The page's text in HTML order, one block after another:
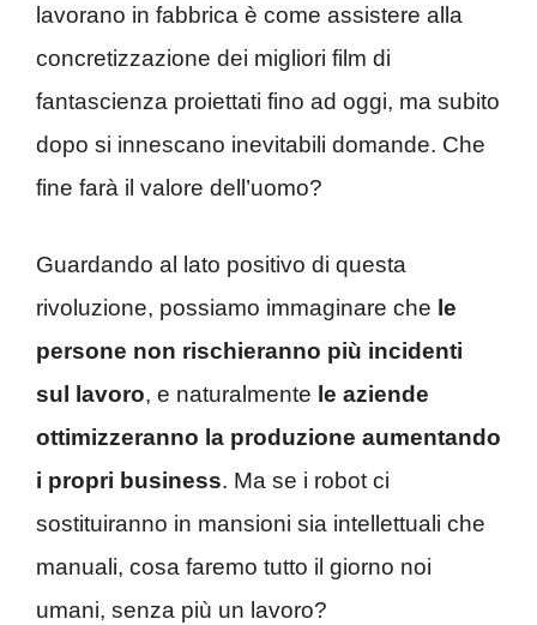
lavorano in fabbrica è come assistere alla
concretizzazione dei migliori film di
fantascienza proiettati fino ad oggi, ma subito
dopo si innescano inevitabili domande. Che
fine farà il valore dell’uomo?
Guardando al lato positivo di questa
rivoluzione, possiamo immaginare che le
persone non rischieranno più incidenti
sul lavoro, e naturalmente le aziende
ottimizzeranno la produzione aumentando
i propri business. Ma se i robot ci
sostituiranno in mansioni sia intellettuali che
manuali, cosa faremo tutto il giorno noi
umani, senza più un lavoro?